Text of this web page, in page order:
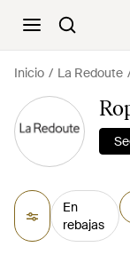
Inicio La Redoute
En
rebajas